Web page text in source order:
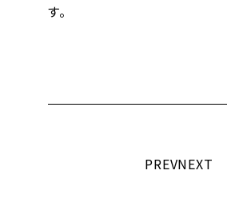
す。
PREVNEXT